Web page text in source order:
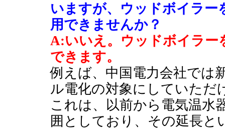
いますが、ウッドボイラー
用できませんか？
A:いいえ。ウッドボイラー
できます。
例えば、中国電力会社では
ル電化の対象にしていただ
これは、以前から電気温水
囲としており、その延長と